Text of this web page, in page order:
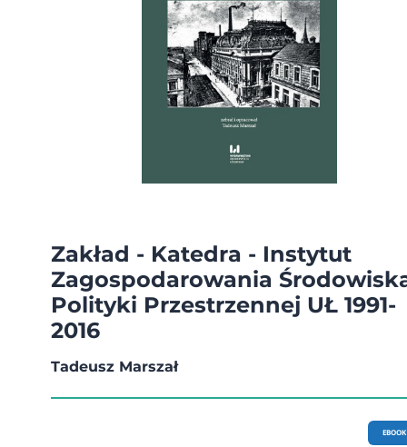
Zakład - Katedra - Instytut
Zagospodarowania
Polityki Przestrzennej UŁ 1991-
2016
Tadeusz Marszał
EBOOK